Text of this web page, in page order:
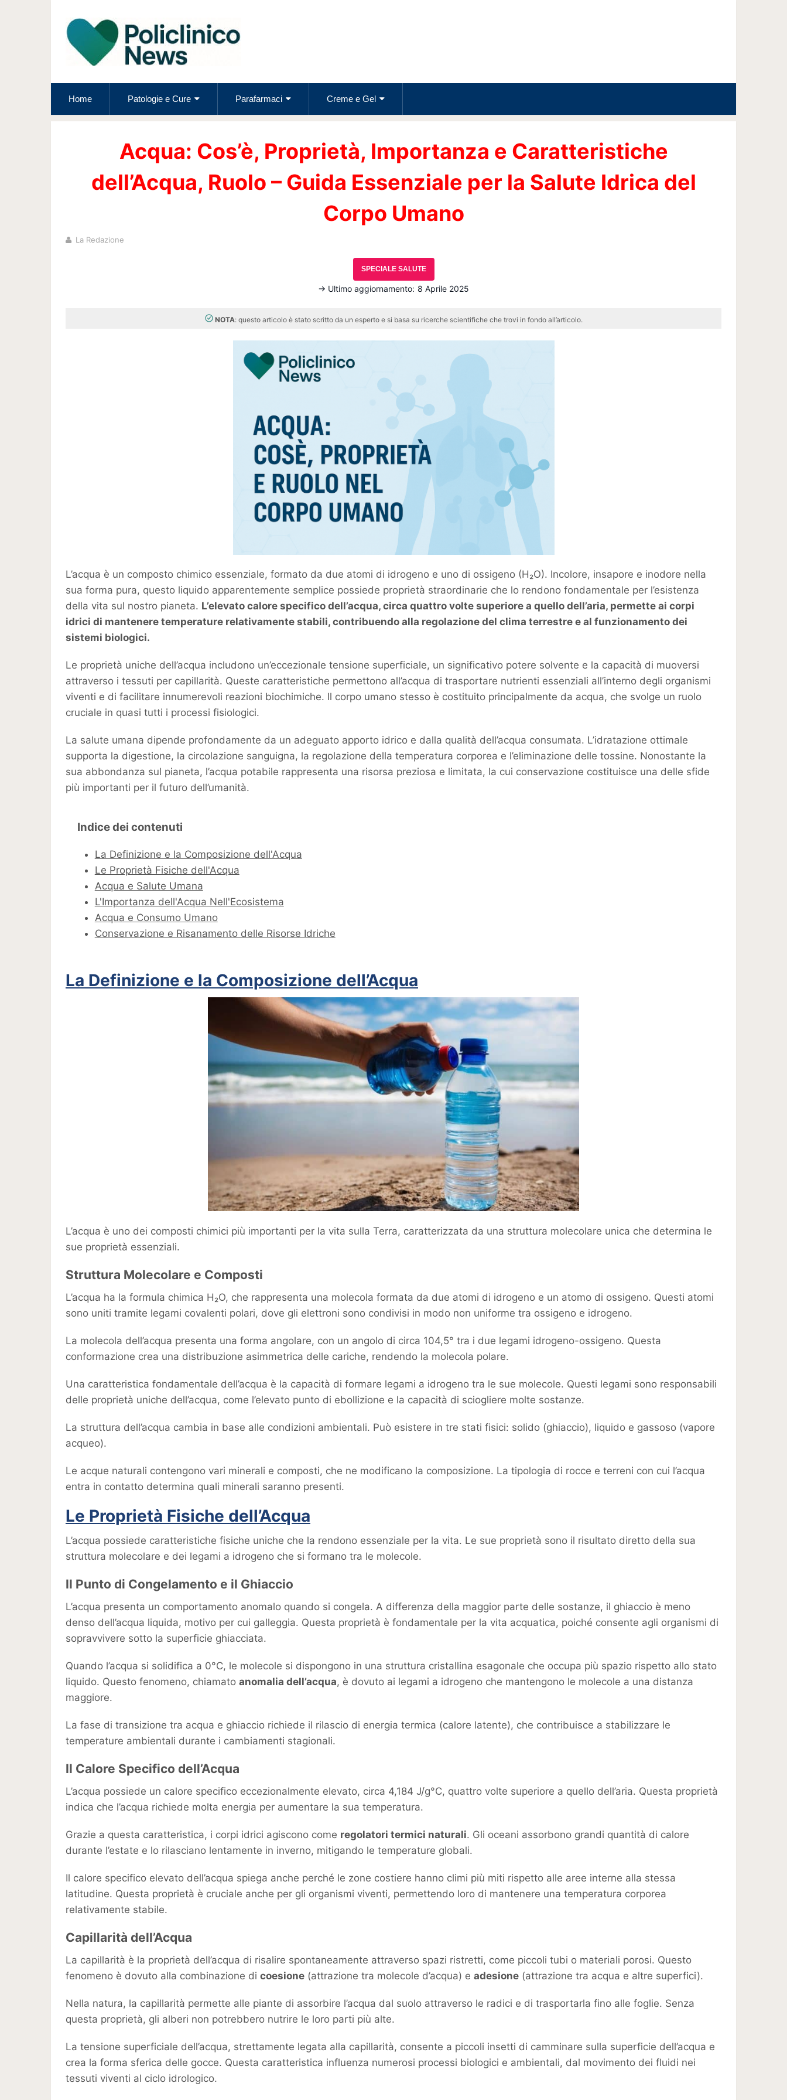
Home Patologie e Cure Parafarmaci Creme e Gel
Acqua: Cos’è, Proprietà, Importanza e Caratteristiche
dell’Acqua, Ruolo – Guida Essenziale per la Salute Idrica del
Corpo Umano
La Redazione
SPECIALE SALUTE
→ Ultimo aggiornamento: 8 Aprile 2025
NOTA: questo articolo è stato scritto da un esperto e si basa su ricerche scientifiche che trovi in fondo all’articolo.
L’acqua è un composto chimico essenziale, formato da due atomi di idrogeno e uno di ossigeno (H₂O). Incolore, insapore e inodore nella
sua forma pura, questo liquido apparentemente semplice possiede proprietà straordinarie che lo rendono fondamentale per l’esistenza
della vita sul nostro pianeta. L’elevato calore specifico dell’acqua, circa quattro volte superiore a quello dell’aria, permette ai corpi
idrici di mantenere temperature relativamente stabili, contribuendo alla regolazione del clima terrestre e al funzionamento dei
sistemi biologici.
Le proprietà uniche dell’acqua includono un’eccezionale tensione superficiale, un significativo potere solvente e la capacità di muoversi
attraverso i tessuti per capillarità. Queste caratteristiche permettono all’acqua di trasportare nutrienti essenziali all’interno degli organismi
viventi e di facilitare innumerevoli reazioni biochimiche. Il corpo umano stesso è costituito principalmente da acqua, che svolge un ruolo
cruciale in quasi tutti i processi fisiologici.
La salute umana dipende profondamente da un adeguato apporto idrico e dalla qualità dell’acqua consumata. L’idratazione ottimale
supporta la digestione, la circolazione sanguigna, la regolazione della temperatura corporea e l’eliminazione delle tossine. Nonostante la
sua abbondanza sul pianeta, l’acqua potabile rappresenta una risorsa preziosa e limitata, la cui conservazione costituisce una delle sfide
più importanti per il futuro dell’umanità.
Indice dei contenuti
La Definizione e la Composizione dell'Acqua
Le Proprietà Fisiche dell'Acqua
Acqua e Salute Umana
L'Importanza dell'Acqua Nell'Ecosistema
Acqua e Consumo Umano
Conservazione e Risanamento delle Risorse Idriche
La Definizione e la Composizione dell’Acqua
L’acqua è uno dei composti chimici più importanti per la vita sulla Terra, caratterizzata da una struttura molecolare unica che determina le
sue proprietà essenziali.
Struttura Molecolare e Composti
L’acqua ha la formula chimica H₂O, che rappresenta una molecola formata da due atomi di idrogeno e un atomo di ossigeno. Questi atomi
sono uniti tramite legami covalenti polari, dove gli elettroni sono condivisi in modo non uniforme tra ossigeno e idrogeno.
La molecola dell’acqua presenta una forma angolare, con un angolo di circa 104,5° tra i due legami idrogeno-ossigeno. Questa
conformazione crea una distribuzione asimmetrica delle cariche, rendendo la molecola polare.
Una caratteristica fondamentale dell’acqua è la capacità di formare legami a idrogeno tra le sue molecole. Questi legami sono responsabili
delle proprietà uniche dell’acqua, come l’elevato punto di ebollizione e la capacità di sciogliere molte sostanze.
La struttura dell’acqua cambia in base alle condizioni ambientali. Può esistere in tre stati fisici: solido (ghiaccio), liquido e gassoso (vapore
acqueo).
Le acque naturali contengono vari minerali e composti, che ne modificano la composizione. La tipologia di rocce e terreni con cui l’acqua
entra in contatto determina quali minerali saranno presenti.
Le Proprietà Fisiche dell’Acqua
L’acqua possiede caratteristiche fisiche uniche che la rendono essenziale per la vita. Le sue proprietà sono il risultato diretto della sua
struttura molecolare e dei legami a idrogeno che si formano tra le molecole.
Il Punto di Congelamento e il Ghiaccio
L’acqua presenta un comportamento anomalo quando si congela. A differenza della maggior parte delle sostanze, il ghiaccio è meno
denso dell’acqua liquida, motivo per cui galleggia. Questa proprietà è fondamentale per la vita acquatica, poiché consente agli organismi di
sopravvivere sotto la superficie ghiacciata.
Quando l’acqua si solidifica a 0°C, le molecole si dispongono in una struttura cristallina esagonale che occupa più spazio rispetto allo stato
liquido. Questo fenomeno, chiamato anomalia dell’acqua, è dovuto ai legami a idrogeno che mantengono le molecole a una distanza
maggiore.
La fase di transizione tra acqua e ghiaccio richiede il rilascio di energia termica (calore latente), che contribuisce a stabilizzare le
temperature ambientali durante i cambiamenti stagionali.
Il Calore Specifico dell’Acqua
L’acqua possiede un calore specifico eccezionalmente elevato, circa 4,184 J/g°C, quattro volte superiore a quello dell’aria. Questa proprietà
indica che l’acqua richiede molta energia per aumentare la sua temperatura.
Grazie a questa caratteristica, i corpi idrici agiscono come regolatori termici naturali. Gli oceani assorbono grandi quantità di calore
durante l’estate e lo rilasciano lentamente in inverno, mitigando le temperature globali.
Il calore specifico elevato dell’acqua spiega anche perché le zone costiere hanno climi più miti rispetto alle aree interne alla stessa
latitudine. Questa proprietà è cruciale anche per gli organismi viventi, permettendo loro di mantenere una temperatura corporea
relativamente stabile.
Capillarità dell’Acqua
La capillarità è la proprietà dell’acqua di risalire spontaneamente attraverso spazi ristretti, come piccoli tubi o materiali porosi. Questo
fenomeno è dovuto alla combinazione di coesione (attrazione tra molecole d’acqua) e adesione (attrazione tra acqua e altre superfici).
Nella natura, la capillarità permette alle piante di assorbire l’acqua dal suolo attraverso le radici e di trasportarla fino alle foglie. Senza
questa proprietà, gli alberi non potrebbero nutrire le loro parti più alte.
La tensione superficiale dell’acqua, strettamente legata alla capillarità, consente a piccoli insetti di camminare sulla superficie dell’acqua e
crea la forma sferica delle gocce. Questa caratteristica influenza numerosi processi biologici e ambientali, dal movimento dei fluidi nei
tessuti viventi al ciclo idrologico.